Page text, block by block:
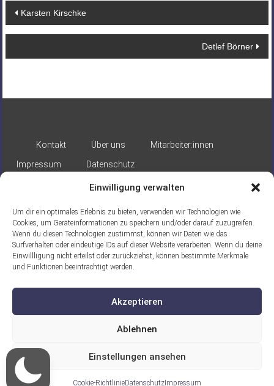
Einwilligung verwalten
Um dir ein optimales Erlebnis zu bieten, verwenden wir Technologien wie
Cookies, um Geräteinformationen zu speichern und/oder darauf zuzugreifen.
Wenn du diesen Technologien zustimmst, können wir Daten wie das
Surfverhalten oder eindeutige IDs auf dieser Website verarbeiten. Wenn du deine
Einwillligung nicht erteilst oder zurückziehst, können bestimmte Merkmale
und Funktionen beeinträchtigt werden.
Akzeptieren
Ablehnen
Einstellungen ansehen
Cookie-RichtlinieDatenschutz Impressum
Beitragsnavigation
Karsten Kirschke
Detlef Börner
Kontakt Über uns
Mitarbeiter:innen
Impressum
Datenschutz
Gefördert durch:
Ein Projekt der ASB Seelische
Gesundheit gGmbH